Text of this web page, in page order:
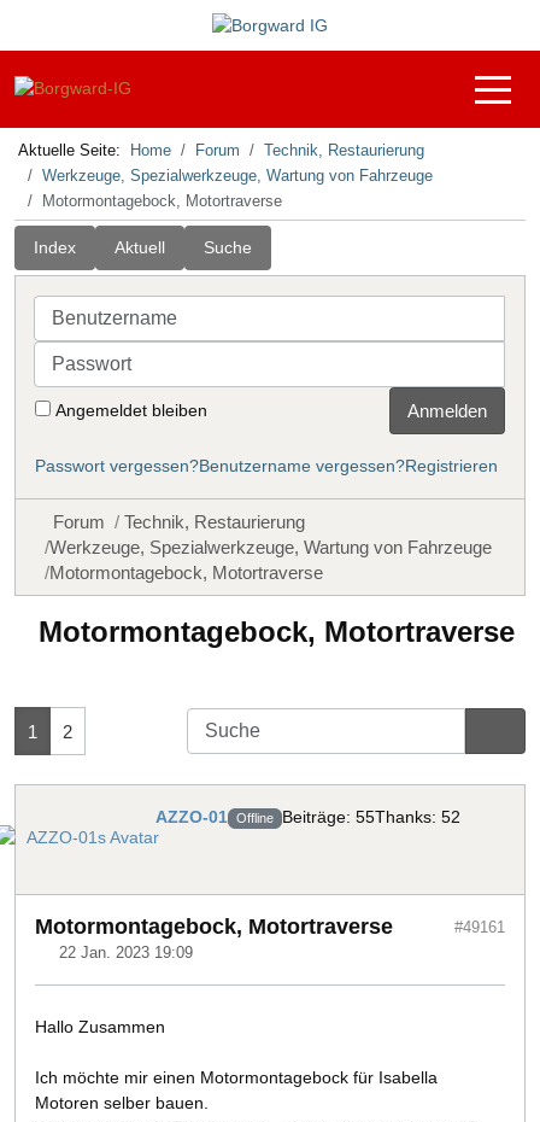
Off-
Aktuelle Seite: Home Forum
Technik, Restaurierung
Werkzeuge, Spezialwerkzeuge, Wartung von Fahrzeuge
Motormontagebock, Motortraverse
Index Aktuell Suche
Benutzername
Passwort
Angemeldet bleiben Anmelden
Passwort vergessen?Benutzername vergessen?Registrieren
Forum
Technik, Restaurierung
Werkzeuge, Spezialwerkzeuge, Wartung von Fahrzeuge
Motormontagebock, Motortraverse
Motormontagebock, Motortraverse
1 2
AZZO-01 Offline Beiträge: 55Thanks: 52
Motormontagebock, Motortraverse
22 Jan. 2023 19:09
#49161
Hallo Zusammen
Ich möchte mir einen Motormontagebock für Isabella
Motoren selber bauen.